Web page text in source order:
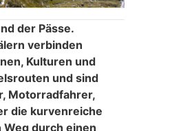
der Pässe.
verbinden
Kulturen und
und sind
Motorradfahrer,
die kurvenreiche
durch einen